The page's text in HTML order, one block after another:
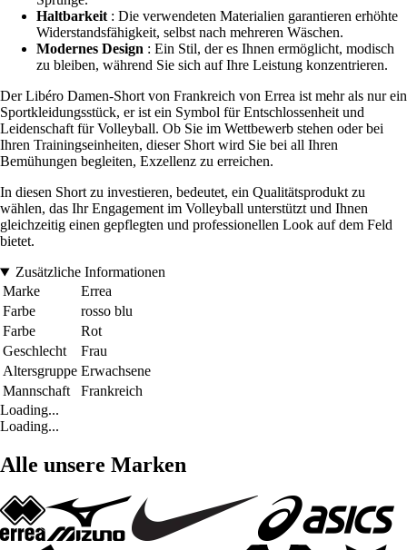
Haltbarkeit : Die verwendeten Materialien garantieren erhöhte
Widerstandsfähigkeit, selbst nach mehreren Wäschen.
Modernes Design : Ein Stil, der es Ihnen ermöglicht, modisch
zu bleiben, während Sie sich auf Ihre Leistung konzentrieren.
Der Libéro Damen-Short von Frankreich von Errea ist mehr als nur ein
Sportkleidungsstück, er ist ein Symbol für Entschlossenheit und
Leidenschaft für Volleyball. Ob Sie im Wettbewerb stehen oder bei
Ihren Trainingseinheiten, dieser Short wird Sie bei all Ihren
Bemühungen begleiten, Exzellenz zu erreichen.
In diesen Short zu investieren, bedeutet, ein Qualitätsprodukt zu
wählen, das Ihr Engagement im Volleyball unterstützt und Ihnen
gleichzeitig einen gepflegten und professionellen Look auf dem Feld
bietet.
Zusätzliche Informationen
Marke
Errea
Farbe
rosso blu
Farbe
Rot
Geschlecht
Frau
Altersgruppe Erwachsene
Mannschaft
Frankreich
Loading...
Loading...
Alle unsere Marken